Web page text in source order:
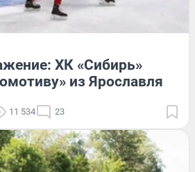
ХК «Сибирь»
из Ярославля
11 534 23